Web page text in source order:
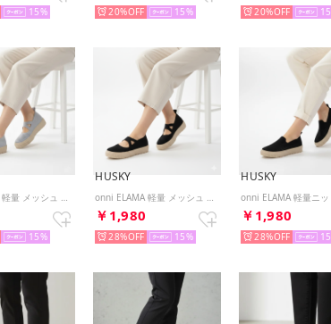
15 20% 15 20% 15
15
HUSKY
￥1,980
28% 15
HUSKY
￥1,980
28% 15